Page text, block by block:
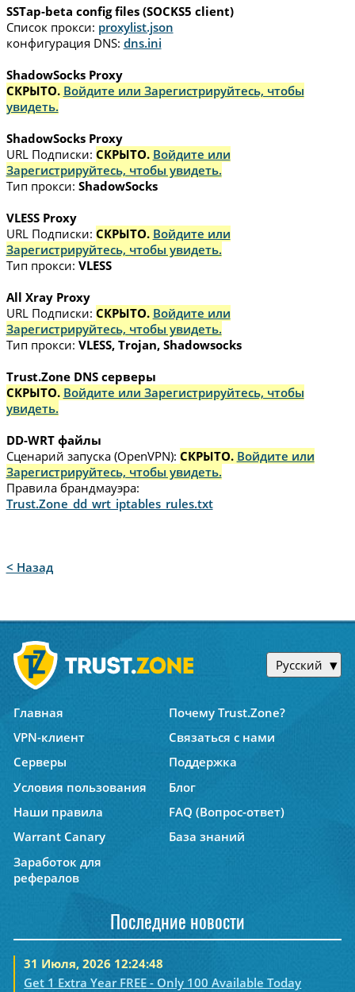
SSTap-beta config files (SOCKS5 client)
Список прокси: proxylist.json
конфигурация DNS: dns.ini
ShadowSocks Proxy
СКРЫТО. Войдите или Зарегистрируйтесь, чтобы
увидеть.
ShadowSocks Proxy
URL Подписки: СКРЫТО. Войдите или
Зарегистрируйтесь, чтобы увидеть.
Тип прокси: ShadowSocks
VLESS Proxy
URL Подписки: СКРЫТО. Войдите или
Зарегистрируйтесь, чтобы увидеть.
Тип прокси: VLESS
All Xray Proxy
URL Подписки: СКРЫТО. Войдите или
Зарегистрируйтесь, чтобы увидеть.
Тип прокси: VLESS, Trojan, Shadowsocks
Trust.Zone DNS серверы
СКРЫТО. Войдите или Зарегистрируйтесь, чтобы
увидеть.
DD-WRT файлы
Сценарий запуска (OpenVPN): СКРЫТО. Войдите или
Зарегистрируйтесь, чтобы увидеть.
Правила брандмауэра:
Trust.Zone_dd_wrt_iptables_rules.txt
< Назад
Русский
Главная
Почему Trust.Zone?
VPN-клиент
Связаться с нами
Серверы
Поддержка
Условия пользования
Блог
Наши правила
FAQ (Вопрос-ответ)
Warrant Canary
База знаний
Заработок для
рефералов
Последние новости
31 Июля, 2026 12:24:48
Get 1 Extra Year FREE - Only 100 Available Today